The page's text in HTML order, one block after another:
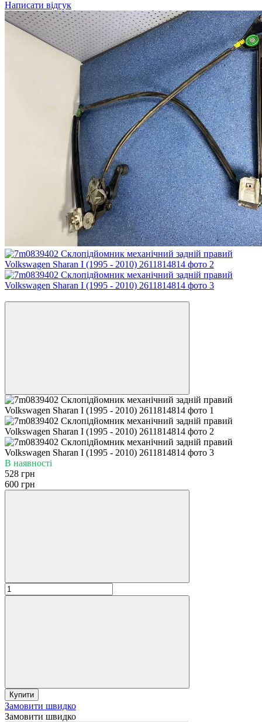
Написати відгук
В наявності
528 грн
600 грн
Купити
Замовити швидко
Замовити швидко